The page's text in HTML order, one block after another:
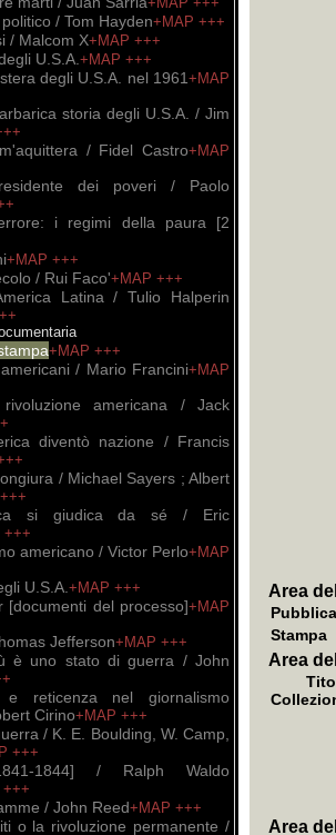
/ Tom Hayden+MAP +++
/ Malcom X+MAP +++
U.S.A. +MAP +++
degli U.S.A. nel 1961+MAP
storia degli U.S.A. / Jim
/ Fidel Castro+MAP
dei poveri / Paolo
i regimi della paura [2
+MAP +++
/ Rui Faco'+MAP +++
Latina / Tulio Halperin
+MAP +++
/ Mario Francini+MAP
americana / Jack
diventò nazione / Francis
/ Michael Sayers ; Albert
+++
si giudica da sé / Eric
+++
americano / Victor Perlo+MAP
U.S.A. +MAP +++
[documenti del processo]+MAP
Jefferson+MAP +++
è uno stato di guerra / John
e reticenza nel giornalismo
Cirino+MAP +++
/ K. E. Boulding, W. Camp,
+++
1844] / Ralph Waldo
+++
/ John Reed+MAP +++
o la rivoluzione permanente /
Area
Stampa
Area
Area